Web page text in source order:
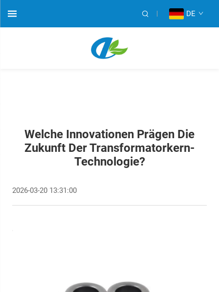
DE
Welche Innovationen Prägen Die
Zukunft Der Transformatorkern-
Technologie?
2026-03-20 13:31:00